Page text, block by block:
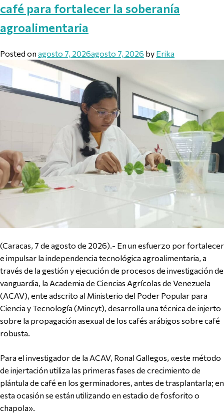
café para fortalecer la soberanía
agroalimentaria
Posted on agosto 7, 2026agosto 7, 2026 by Erika
(Caracas, 7 de agosto de 2026).- En un esfuerzo por fortalecer
e impulsar la independencia tecnológica agroalimentaria, a
través de la gestión y ejecución de procesos de investigación de
vanguardia, la Academia de Ciencias Agrícolas de Venezuela
(ACAV), ente adscrito al Ministerio del Poder Popular para
Ciencia y Tecnología (Mincyt), desarrolla una técnica de injerto
sobre la propagación asexual de los cafés arábigos sobre café
robusta.
Para el investigador de la ACAV, Ronal Gallegos, «este método
de injertación utiliza las primeras fases de crecimiento de
plántula de café en los germinadores, antes de trasplantarla; en
esta ocasión se están utilizando en estadio de fosforito o
chapola».